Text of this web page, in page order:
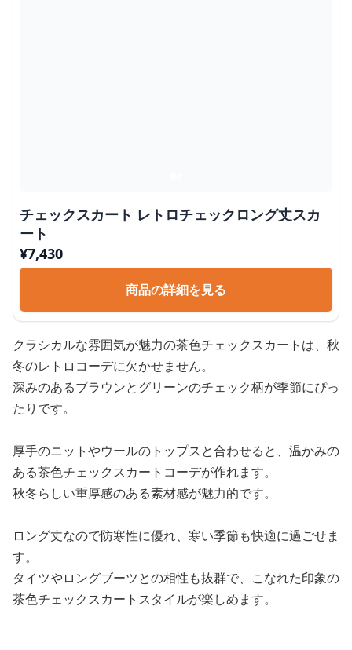
チェックスカート レトロチェックロング丈スカ
ート
¥7,430
商品の詳細を見る
クラシカルな雰囲気が魅力の茶色チェックスカートは、秋
冬のレトロコーデに欠かせません。
深みのあるブラウンとグリーンのチェック柄が季節にぴっ
たりです。
厚手のニットやウールのトップスと合わせると、温かみの
ある茶色チェックスカートコーデが作れます。
秋冬らしい重厚感のある素材感が魅力的です。
ロング丈なので防寒性に優れ、寒い季節も快適に過ごせま
す。
タイツやロングブーツとの相性も抜群で、こなれた印象の
茶色チェックスカートスタイルが楽しめます。